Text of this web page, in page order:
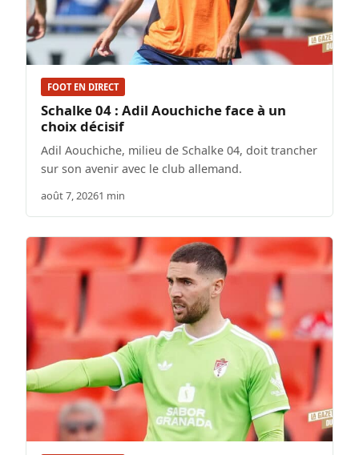
FOOT EN DIRECT
Schalke 04 : Adil Aouchiche face à un
choix décisif
Adil Aouchiche, milieu de Schalke 04, doit trancher
sur son avenir avec le club allemand.
août 7, 20261 min